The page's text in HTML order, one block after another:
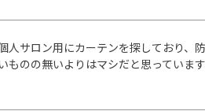
人サロン用にカーテンを探しており、
ものの無いよりはマシだと思っていま